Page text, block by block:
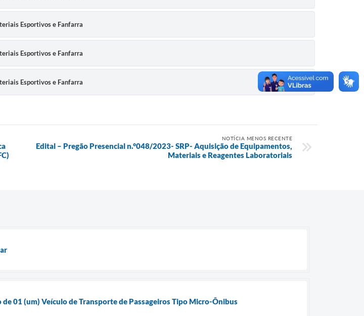
Esportivos e Fanfarra
Esportivos e Fanfarra
Esportivos e Fanfarra
NOTÍCIA MENOS RECENTE
Edital – Pregão Presencial n.°048/2023- SRP- Aquisição de Equipamentos,
Materiais e Reagentes Laboratoriais
01 (um) Veículo de Transporte de Passageiros Tipo Micro-Ônibus